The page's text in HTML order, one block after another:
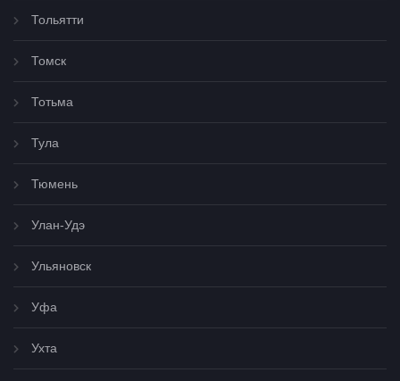
Тольятти
Томск
Тотьма
Тула
Тюмень
Улан-Удэ
Ульяновск
Уфа
Ухта